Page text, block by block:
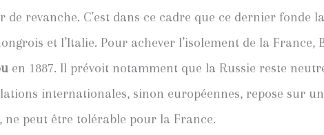
revanche. C’est dans ce cadre que ce dernier fonde la
et l’Italie. Pour achever l’isolement de la
en 1887. Il prévoit notamment que la Russie reste
internationales, sinon européennes, repose sur un
ne peut être tolérable pour la France.